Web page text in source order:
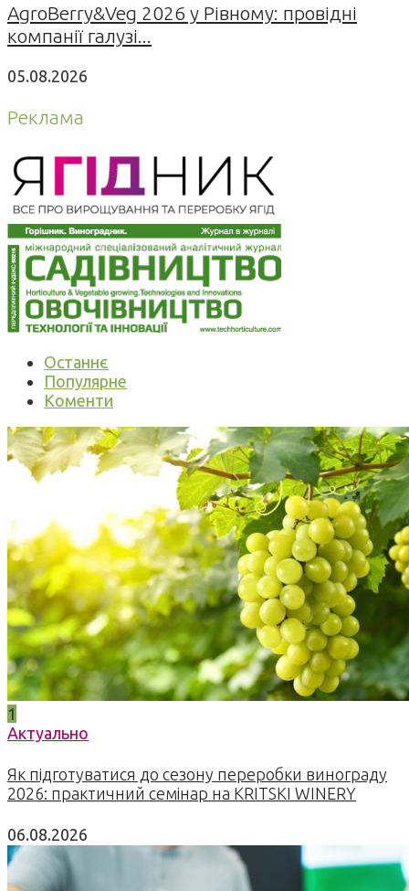
AgroBerry&Veg 2026 у Рівному: провідні
компанії галузі...
05.08.2026
Реклама
Останнє
Популярне
Коменти
1
Актуально
Як підготуватися до сезону переробки винограду
2026: практичний семінар на KRITSKI WINERY
06.08.2026